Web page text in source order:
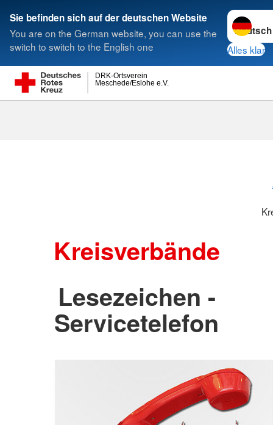
Sie befinden sich auf der deutschen Website
You are on the German website, you can use the
switch to switch to the English one
Sprache
Alles klar
Meschede/Eslohe e.V.
DRK-Ortsverein
Suche
Kreisverbände
Lesezeichen -
Servicetelefon